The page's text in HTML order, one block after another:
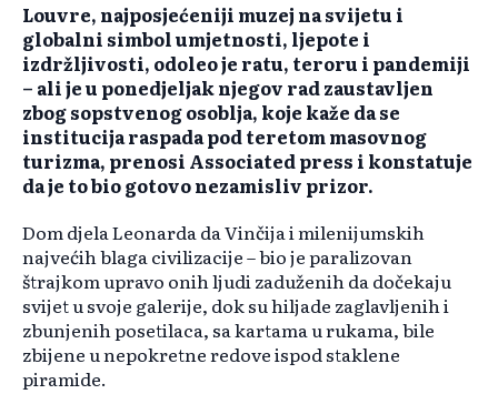
Louvre, najposjećeniji muzej na svijetu i
globalni simbol umjetnosti, ljepote i
izdržljivosti, odoleo je ratu, teroru i pandemiji
– ali je u ponedjeljak njegov rad zaustavljen
zbog sopstvenog osoblja, koje kaže da se
institucija raspada pod teretom masovnog
turizma, prenosi Associated press i konstatuje
da je to bio gotovo nezamisliv prizor.
Dom djela Leonarda da Vinčija i milenijumskih
najvećih blaga civilizacije – bio je paralizovan
štrajkom upravo onih ljudi zaduženih da dočekaju
svijet u svoje galerije, dok su hiljade zaglavljenih i
zbunjenih posetilaca, sa kartama u rukama, bile
zbijene u nepokretne redove ispod staklene
piramide.